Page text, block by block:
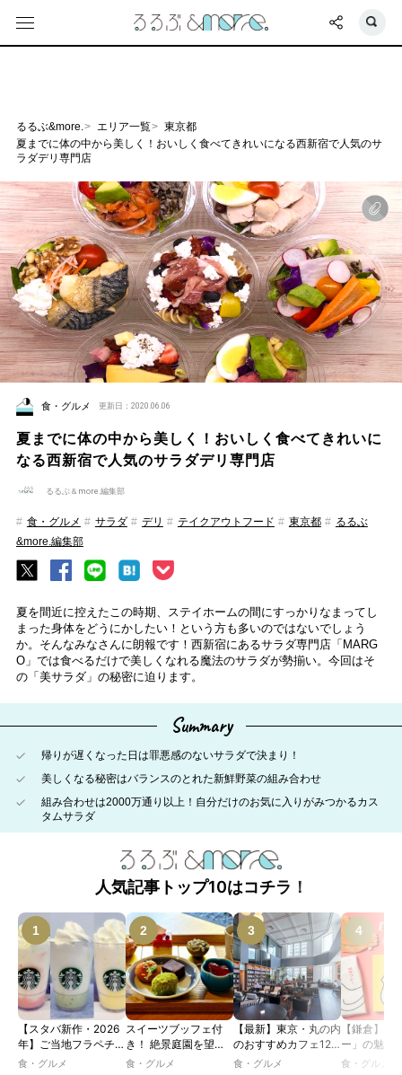
るるぶ&more. エリア一覧
東京都
夏までに体の中から美しく！おいしく食べてきれいになる西新宿で人気のサ
ラダデリ専門店
食・グルメ 更新日：2020.06.06
夏までに体の中から美しく！おいしく食べてきれいに
なる西新宿で人気のサラダデリ専門店
るるぶ＆more.編集部
食・グルメ サラダ デリ テイクアウトフード 東京都
るるぶ
&more.編集部
夏を間近に控えたこの時期、ステイホームの間にすっかりなまってし
まった身体をどうにかしたい！という方も多いのではないでしょう
か。そんなみなさんに朗報です！西新宿にあるサラダ専門店「MARG
O」では食べるだけで美しくなれる魔法のサラダが勢揃い。今回はそ
の「美サラダ」の秘密に迫ります。
Summary
帰りが遅くなった日は罪悪感のないサラダで決まり！
美しくなる秘密はバランスのとれた新鮮野菜の組み合わせ
組み合わせは2000万通り以上！自分だけのお気に入りがみつかるカス
タムサラダ
人気記事トップ10はコチラ！
【スタバ新作・2026
年】ご当地フラペチー
ノが新登場！ 地域と
食・グルメ
スイーツブッフェ付
き！ 絶景庭園を望む
ホテルレストランで味
食・グルメ
【最新】東京・丸の内
のおすすめカフェ12
選｜ひとりでゆったり
食・グルメ
【鎌倉】「
ー」の魅力
説！ 定番商
食・グルメ